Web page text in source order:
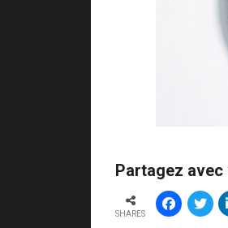
Partagez avec
SHARES